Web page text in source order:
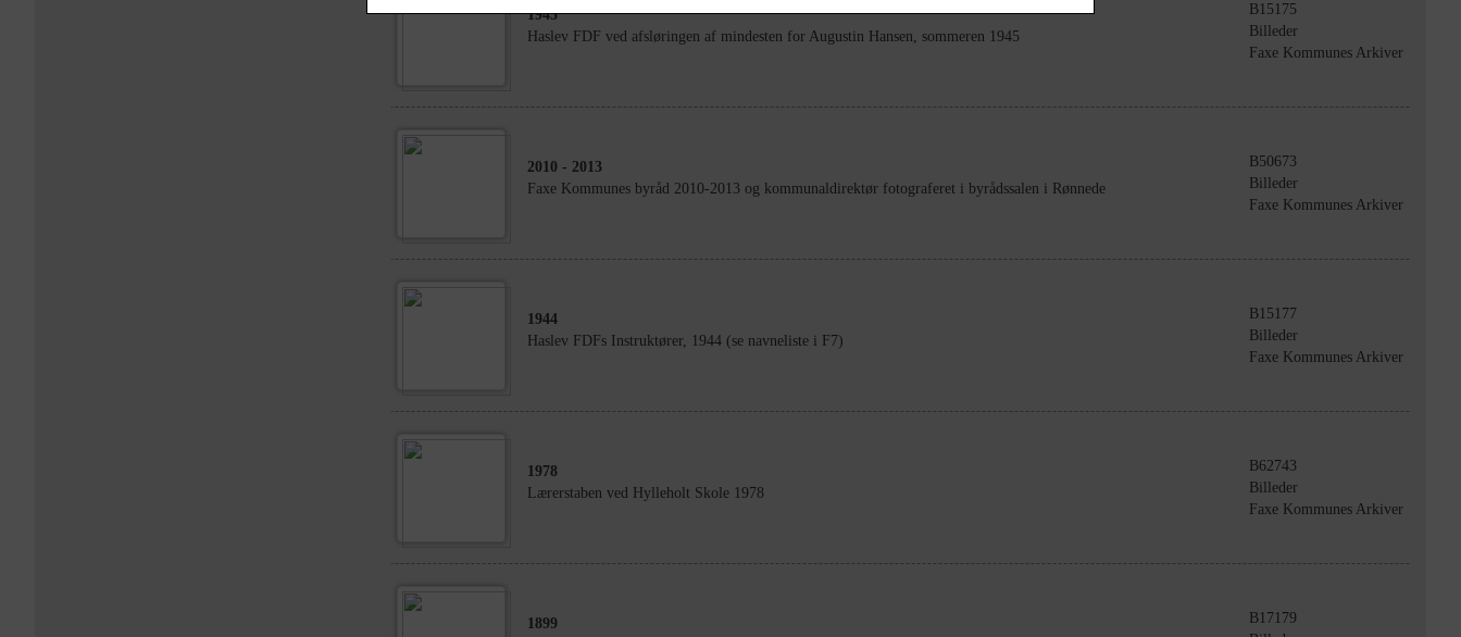
1945
Haslev FDF ved afsløringen af mindesten for Augustin Hansen, sommeren 1945
B15175
Billeder
Faxe Kommunes Arkiver
2010 - 2013
Faxe Kommunes byråd 2010-2013 og kommunaldirektør fotograferet i byrådssalen i Rønnede
B50673
Billeder
Faxe Kommunes Arkiver
1944
Haslev FDFs Instruktører, 1944 (se navneliste i F7)
B15177
Billeder
Faxe Kommunes Arkiver
1978
Lærerstaben ved Hylleholt Skole 1978
B62743
Billeder
Faxe Kommunes Arkiver
1899
B17179